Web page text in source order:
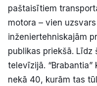
Facebook Instagram
E-avīze
paštaisītiem
motora – vien
inženiertehniskajām
publikas priekšā.
televīzijā.
nekā 40, kurām tas